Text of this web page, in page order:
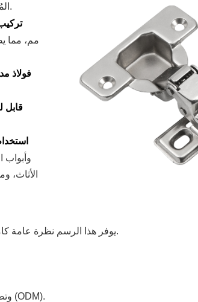
المُثبت على السطح أو على أسطح الطاولات حيث تكون المساحة الداخلية محدودة.
مم، مما
فولاذ
قابل
وأبواب
الأثاث،
يوفر هذا الرسم نظرة عامة كاملة على مواضع التركيب وأبعاد المنتج، مما يجعل عملية التركيب أسهل وأكثر دقة.
*بالنسبة للأحجام المخصصة، تتوفر خدمات تصنيع المعدات الأصلية (OEM) وتصميمها (ODM).